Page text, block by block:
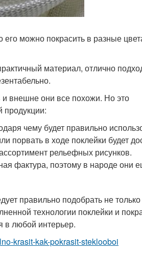
его можно покрасить в разные
материал, отлично
и внешне они все похожи. Но это
продукции:
чему будет правильно
порвать в ходе поклейки будет
рельефных рисунков.
фактура, поэтому в народе они
правильно подобрать не только
технологии поклейки и
в любой интерьер.
krasit-kak-pokrasit-steklooboi